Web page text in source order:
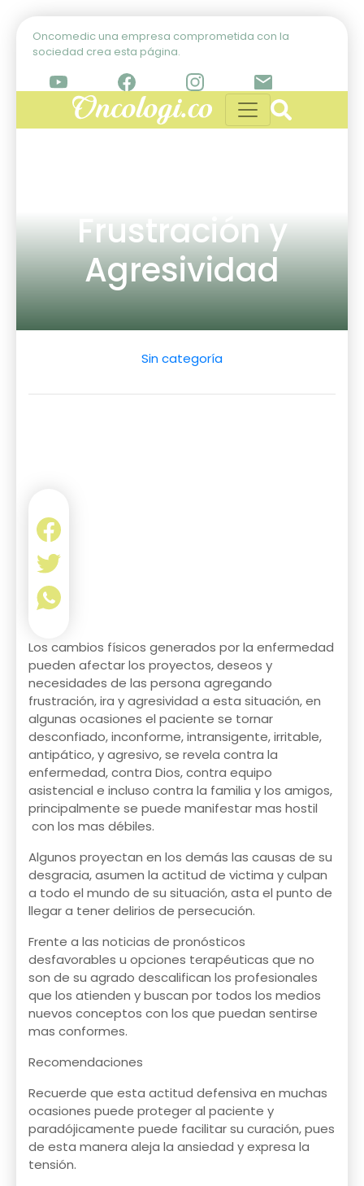
Oncomedic una empresa comprometida con la
sociedad crea esta página.
Frustración y
Agresividad
Sin categoría
Los cambios físicos generados por la enfermedad
pueden afectar los proyectos, deseos y
necesidades de las persona agregando
frustración, ira y agresividad a esta situación, en
algunas ocasiones el paciente se tornar
desconfiado, inconforme, intransigente, irritable,
antipático, y agresivo, se revela contra la
enfermedad, contra Dios, contra equipo
asistencial e incluso contra la familia y los amigos,
principalmente se puede manifestar mas hostil
con los mas débiles.
Algunos proyectan en los demás las causas de su
desgracia, asumen la actitud de victima y culpan
a todo el mundo de su situación, asta el punto de
llegar a tener delirios de persecución.
Frente a las noticias de pronósticos
desfavorables u opciones terapéuticas que no
son de su agrado descalifican los profesionales
que los atienden y buscan por todos los medios
nuevos conceptos con los que puedan sentirse
mas conformes.
Recomendaciones
Recuerde que esta actitud defensiva en muchas
ocasiones puede proteger al paciente y
paradójicamente puede facilitar su curación, pues
de esta manera aleja la ansiedad y expresa la
tensión.